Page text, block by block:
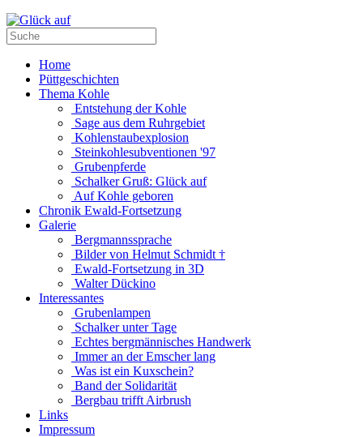
Home
Püttgeschichten
Thema Kohle
Entstehung der Kohle
Sage aus dem Ruhrgebiet
Kohlenstaubexplosion
Steinkohlesubventionen '97
Grubenpferde
Schalker Gruß: Glück auf
Auf Kohle geboren
Chronik Ewald-Fortsetzung
Galerie
Bergmannssprache
Bilder von Helmut Schmidt †
Ewald-Fortsetzung in 3D
Walter Dückino
Interessantes
Grubenlampen
Schalker unter Tage
Echtes bergmännisches Handwerk
Immer an der Emscher lang
Was ist ein Kuxschein?
Band der Solidarität
Bergbau trifft Airbrush
Links
Impressum